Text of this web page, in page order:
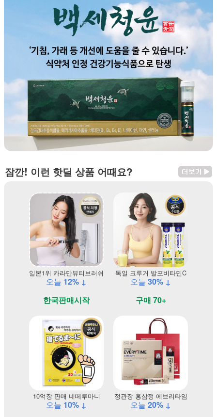
잠깐! 이런 핫딜 상품 어때요?
일본1위 카라만뷰티브러쉬
오늘 12% ↓
한국판매시작
독일 크루거 발포비타민C
오늘 30% ↓
구매 70+
10억장 판매 네떼루마니
오늘 10% ↓
정관장 홍삼정 에브리타임
오늘 20% ↓